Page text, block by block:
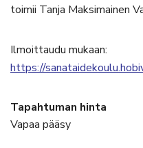
toimii Tanja Maksimainen
Ilmoittaudu mukaan:
https://
Tapahtuman hinta
Vapaa pääsy